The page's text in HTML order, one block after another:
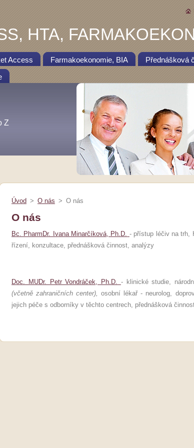
HTA,
Access Farmakoekonomie, BIA Přednášková
Z
Úvod > O nás > O nás
O nás
Bc. PharmDr. Ivana Minarčíková, Ph.D. - přístup léčiv na trh,
řízení, konzultace, přednášková činnost, analýzy
Doc. MUDr. Petr Vondráček, Ph.D.
- klinické studie,
(včetně zahraničních center),
osobní lékař - neurolog,
jejich péče s odborníky v těchto centrech, přednášková